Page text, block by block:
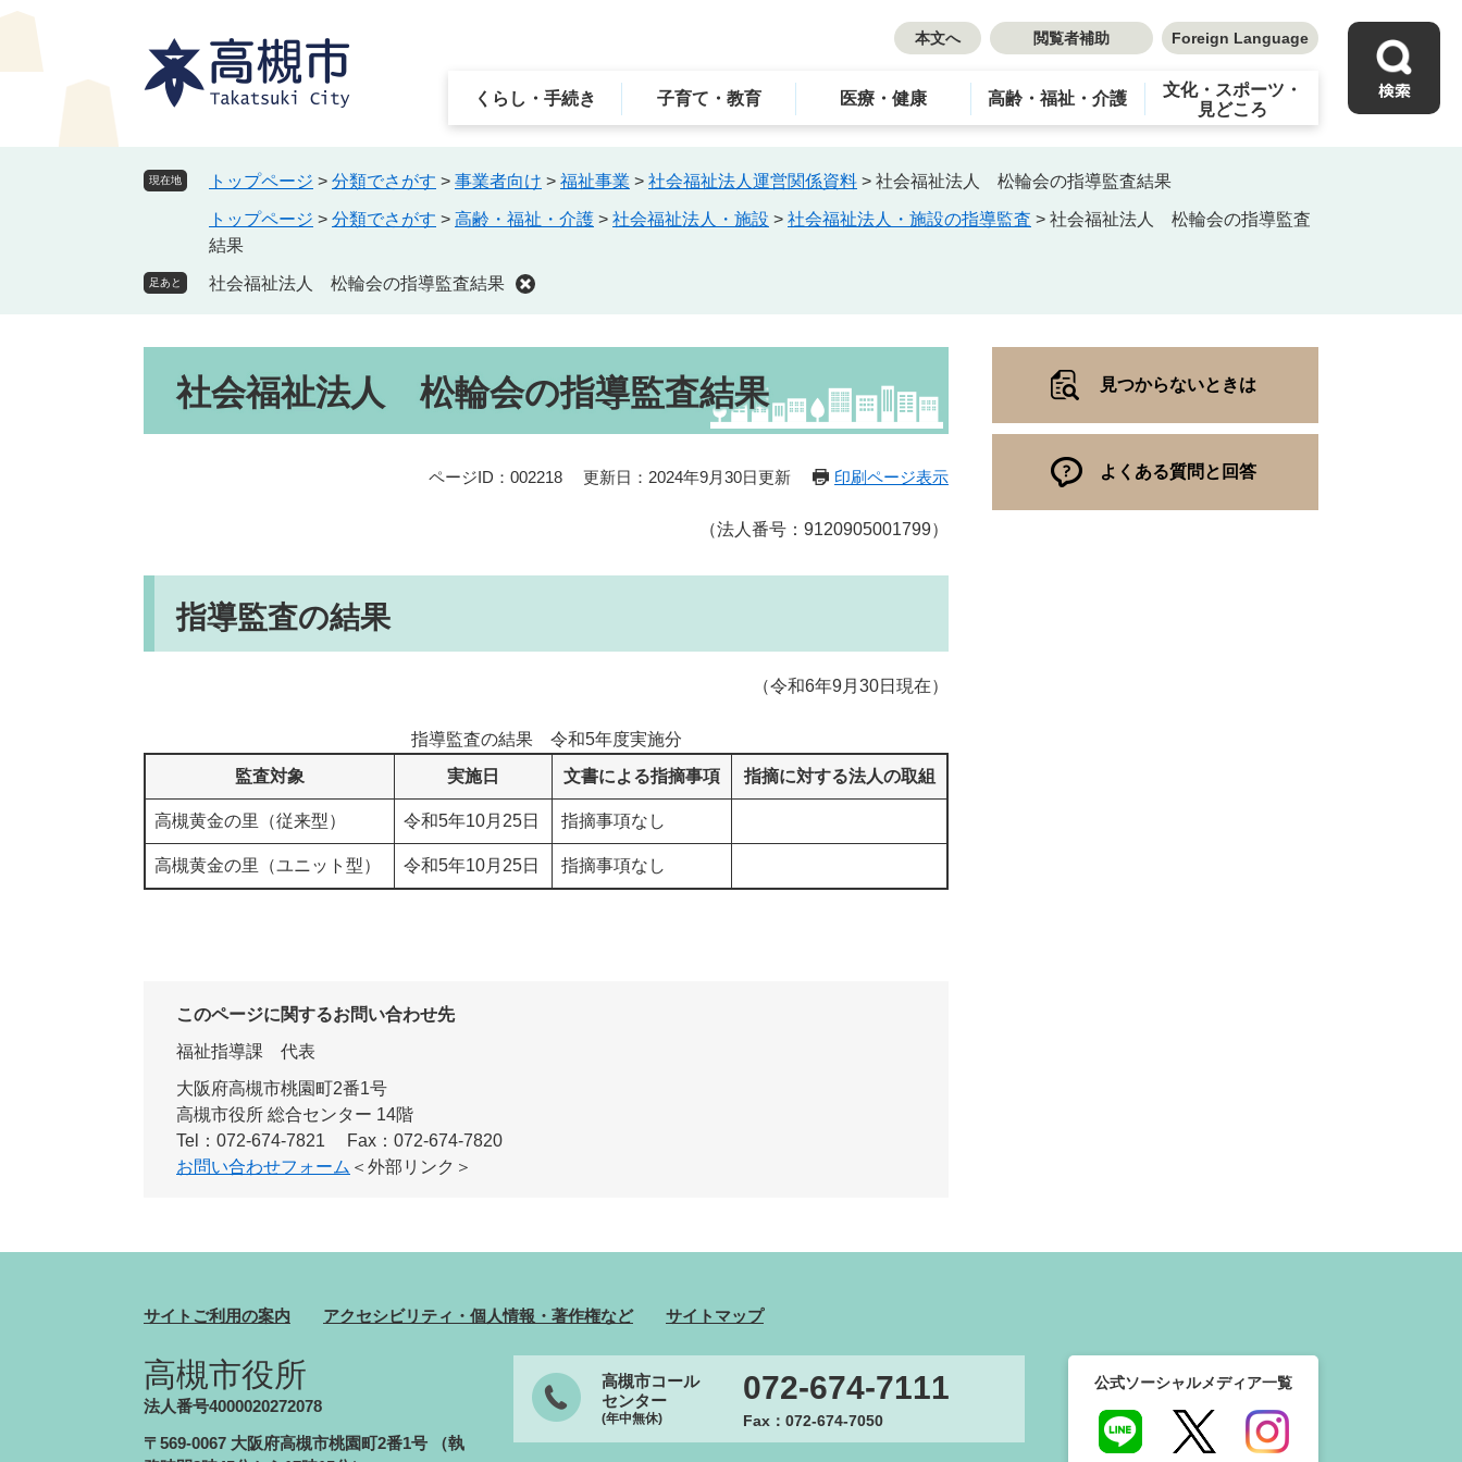
ペ
メ
本文へ 閲覧者補助 Foreign Language
くらし・手続き 子育て・教育 医療・健康 高齢・福祉・介護
文化・スポーツ・
見どころ
現在地 トップページ > 分類でさがす > 事業者向け > 福祉事業 > 社会福祉法人運営関係資料 > 社会福祉法人 松輪会の指導監査結果
トップページ > 分類でさがす > 高齢・福祉・介護 > 社会福祉法人・施設 > 社会福祉法人・施設の指導監査 > 社会福祉法人 松輪会の指導監査
結果
足あと 社会福祉法人 松輪会の指導監査結果
社会福祉法人 松輪会の指導監査結果
ページID：002218 更新日：2024年9月30日更新 印刷ページ表示
（法人番号：9120905001799）
指導監査の結果
（令和6年9月30日現在）
指導監査の結果 令和5年度実施分
監査対象
実施日 文書による指摘事項 指摘に対する法人の取組
高槻黄金の里（従来型） 令和5年10月25日 指摘事項なし
高槻黄金の里（ユニット型） 令和5年10月25日 指摘事項なし
このページに関するお問い合わせ先
福祉指導課
代表
大阪府高槻市桃園町2番1号
高槻市役所 総合センター 14階
Tel：072-674-7821
Fax：072-674-7820
お問い合わせフォーム ＜外部リンク＞
見つからないときは
よくある質問と回答
サイトご利用の案内 アクセシビリティ・個人情報・著作権など サイトマップ
高槻市役所
法人番号4000020272078
〒569-0067 大阪府高槻市桃園町2番1号
（執
高槻市コール
センター
(年中無休)
072-674-7111
Fax：072-674-7050
公式ソーシャルメディア一覧